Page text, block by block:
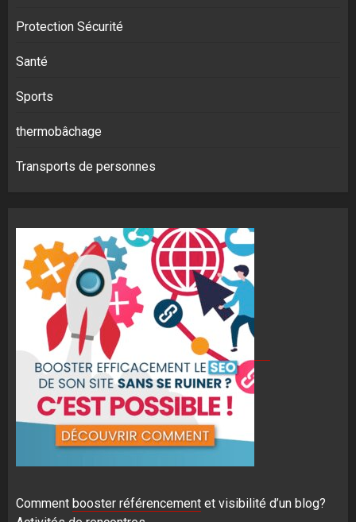
Protection Sécurité
Santé
Sports
thermobâchage
Transports de personnes
Comment booster référencement et visibilité d’un blog?